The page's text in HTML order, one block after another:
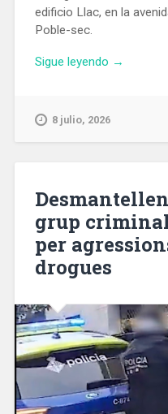
edificio Llac, en la
Poble-sec.
Sigue leyendo «Un
para
ser
el
Centro
de
→
8 julio, 2026
grup
per
drogues